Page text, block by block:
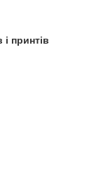
і принтів